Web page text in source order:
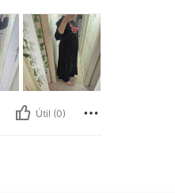
Útil (0)